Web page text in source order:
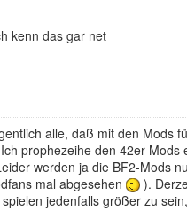
kenn das gar net
alle, daß mit den Mods
prophezeihe den 42er-
werden ja die BF2-Mods
mal abgesehen
).
jedenfalls größer zu